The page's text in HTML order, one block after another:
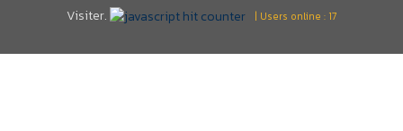
Visiter.
| Users online : 17